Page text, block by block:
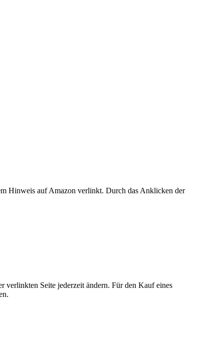
Hinweis auf Amazon verlinkt. Durch das Anklicken der
verlinkten Seite jederzeit ändern. Für den Kauf eines